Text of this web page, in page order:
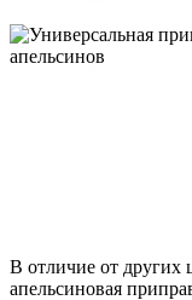
В отличие от других
апельсиновая